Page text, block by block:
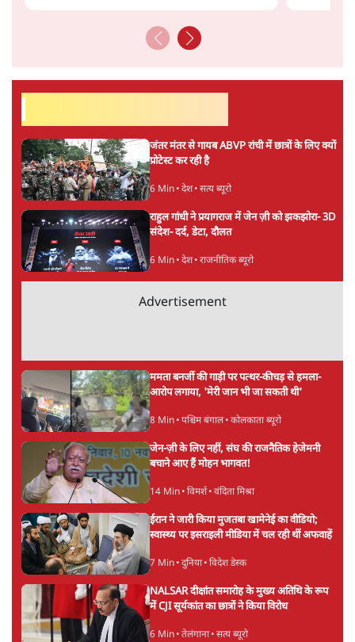
जंतर मंतर से गायब ABVP रांची में छात्रों के लिए क्यों
प्रोटेस्ट कर रही है
6 Min• देश• सत्य ब्यूरो
राहुल गांधी ने प्रयागराज में जेन ज़ी को झकझोरा- 3D
संदेश- दर्द, डेटा, दौलत
6 Min• देश• राजनीतिक ब्यूरो
Advertisement
ममता बनर्जी की गाड़ी पर पत्थर-कीचड़ से हमला-
आरोप लगाया, 'मेरी जान भी जा सकती थी'
8 Min• पश्चिम बंगाल• कोलकाता ब्यूरो
जेन-ज़ी के लिए नहीं, संघ की राजनैतिक हेजेमनी
बचाने आए हैं मोहन भागवत!
14 Min• विमर्श• वंदिता मिश्रा
ईरान ने जारी किया मुजतबा खामेनेई का वीडियो;
स्वास्थ्य पर इसराइली मीडिया में चल रही थीं अफवाहें
7 Min• दुनिया• विदेश डेस्क
NALSAR दीक्षांत समारोह के मुख्य अतिथि के रूप
में CJI सूर्यकांत का छात्रों ने किया विरोध
6 Min• तेलंगाना• सत्य ब्यूरो